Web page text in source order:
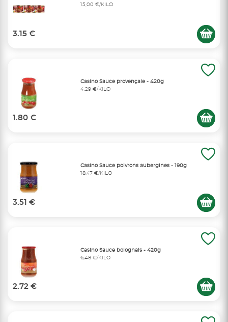
15,00 €/KILO
3.15 €
Casino Sauce provençale - 420g
4,29 €/KILO
1.80 €
Casino Sauce poivrons aubergines - 190g
18,47 €/KILO
3.51 €
Casino Sauce bolognais - 420g
6,48 €/KILO
2.72 €